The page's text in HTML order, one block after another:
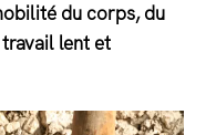
du corps, du
travail lent et